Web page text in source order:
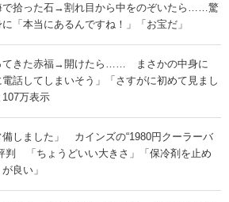
で拾った石→割れ目から中をのぞいたら……驚
に「本当にあるんですね！」「お宝だ」
てきた赤福→開けたら…… まさかの中身に
電話してしまいそう」「さすがに初めて見まし
万表示
備しました」 カインズの“1980円クーラーバ
判 「ちょうどいい大きさ」「保冷剤を止め
良い」